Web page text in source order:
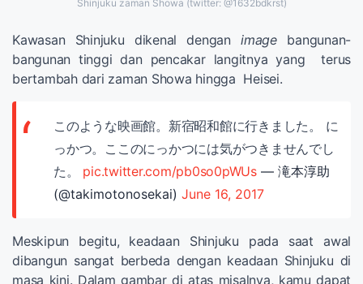
Shinjuku zaman Showa (twitter: @1632bdkrst)
Kawasan Shinjuku dikenal denganimagebangunan-
bangunan tinggi dan pencakar langitnya yang terus
bertambah dari zaman Showa hingga Heisei.
このような映画館。新宿昭和館に行きました。 に
っかつ。ここのにっかつには気がつきませんでし
た。 pic.twitter.com/pb0so0pWUs— 滝本淳助
(@takimotonosekai) June 16, 2017
Meskipun begitu, keadaan Shinjuku pada saat awal
dibangun sangat berbeda dengan keadaan Shinjuku di
masa kini. Dalam gambar di atas misalnya, kamu dapat